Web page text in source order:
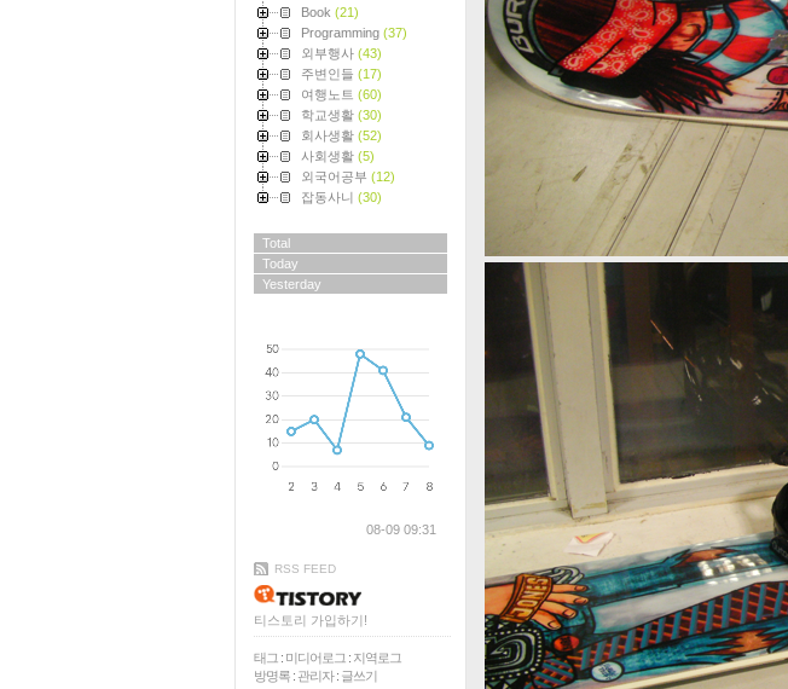
Book (21)
Programming (37)
외부행사 (43)
주변인들 (17)
여행노트 (60)
학교생활 (30)
회사생활 (52)
사회생활 (5)
외국어공부 (12)
잡동사니 (30)
Total
Today
Yesterday
08-09 09:31
RSS FEED
티스토리 가입하기!
태그 : 미디어로그 : 지역로그
방명록 : 관리자: 글쓰기